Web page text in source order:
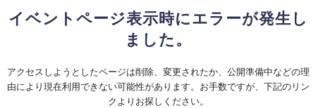
イベントページ表示時にエラーが発生し
ました。
アクセスしようとしたページは削除、変更されたか、公開準備中などの理
由により現在利用できない可能性があります。お手数ですが、下記のリン
クよりお探しください。